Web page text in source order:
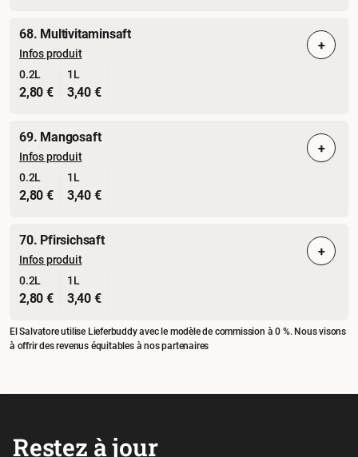
68. Multivitaminsaft
Infos produit
0.2L
2,80 €
1L
3,40 €
+
69. Mangosaft
Infos produit
0.2L
2,80 €
1L
3,40 €
+
70. Pfirsichsaft
Infos produit
0.2L
2,80 €
1L
3,40 €
+
El Salvatore utilise Lieferbuddy avec le modèle de commission à 0 %. Nous visons
à offrir des revenus équitables à nos partenaires
Restez à jour